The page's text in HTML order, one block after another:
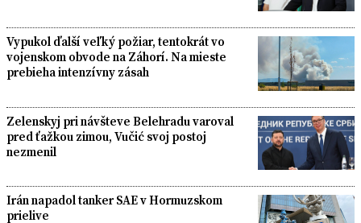
Vypukol ďalší veľký požiar, tentokrát vo
vojenskom obvode na Záhorí. Na mieste
prebieha intenzívny zásah
Zelenskyj pri návšteve Belehradu varoval
pred ťažkou zimou, Vučić svoj postoj
nezmenil
Irán napadol tanker SAE v Hormuzskom
prielive